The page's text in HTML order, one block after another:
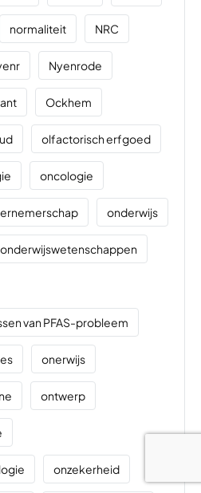
normaliteit NRC
Nyenrode
Ockhem
olfactorisch erfgoed
oncologie
onderwijs
onderwijswetenschappen
van PFAS-probleem
onerwijs
ontwerp
onzekerheid